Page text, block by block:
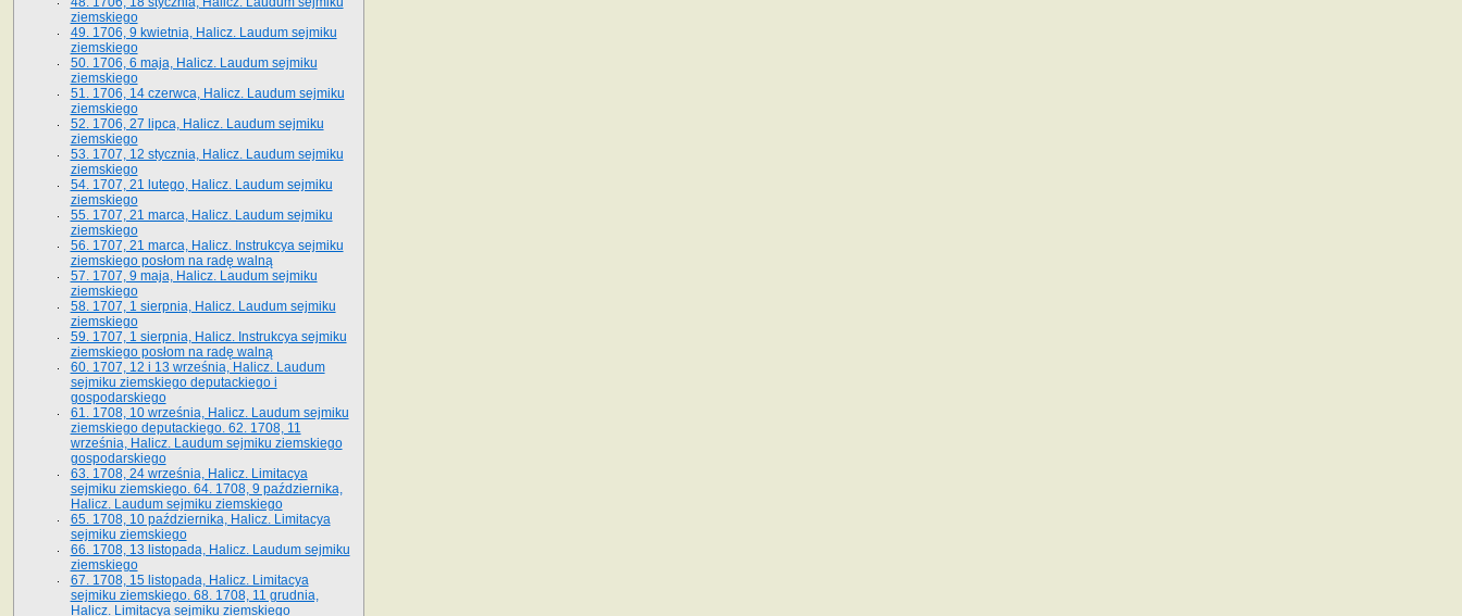
ziemskiego
49. 1706, 9 kwietnia, Halicz. Laudum sejmiku
ziemskiego
50. 1706, 6 maja, Halicz. Laudum sejmiku
ziemskiego
51. 1706, 14 czerwca, Halicz. Laudum sejmiku
ziemskiego
52. 1706, 27 lipca, Halicz. Laudum sejmiku
ziemskiego
53. 1707, 12 stycznia, Halicz. Laudum sejmiku
ziemskiego
54. 1707, 21 lutego, Halicz. Laudum sejmiku
ziemskiego
55. 1707, 21 marca, Halicz. Laudum sejmiku
ziemskiego
56. 1707, 21 marca, Halicz. Instrukcya sejmiku
ziemskiego posłom na radę walną
57. 1707, 9 maja, Halicz. Laudum sejmiku
ziemskiego
58. 1707, 1 sierpnia, Halicz. Laudum sejmiku
ziemskiego
59. 1707, 1 sierpnia, Halicz. Instrukcya sejmiku
ziemskiego posłom na radę walną
60. 1707, 12 i 13 września, Halicz. Laudum
sejmiku ziemskiego deputackiego i
gospodarskiego
61. 1708, 10 września, Halicz. Laudum sejmiku
ziemskiego deputackiego. 62. 1708, 11
września, Halicz. Laudum sejmiku ziemskiego
gospodarskiego
63. 1708, 24 września, Halicz. Limitacya
sejmiku ziemskiego. 64. 1708, 9 października,
Halicz. Laudum sejmiku ziemskiego
65­. 1708, 10 października, Halicz. Limitacya
sejmiku ziemskiego
66. 1708, 13 listopada, Halicz. Laudum sejmiku
ziemskiego
67. 1708, 15 listopada, Halicz. Limitacya
sejmiku ziemskiego. 68. 1708, 11 grudnia,
Halicz. Limitacya sejmiku ziemskiego